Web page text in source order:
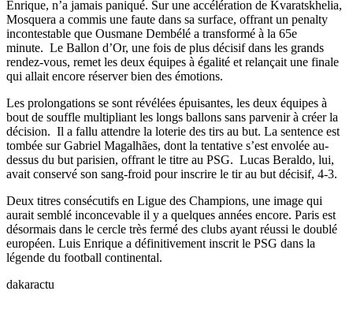
Enrique, n’a jamais paniqué. Sur une accélération de Kvaratskhelia,
Mosquera a commis une faute dans sa surface, offrant un penalty
incontestable que Ousmane Dembélé a transformé à la 65e
minute. Le Ballon d’Or, une fois de plus décisif dans les grands
rendez-vous, remet les deux équipes à égalité et relançait une finale
qui allait encore réserver bien des émotions.
Les prolongations se sont révélées épuisantes, les deux équipes à
bout de souffle multipliant les longs ballons sans parvenir à créer la
décision. Il a fallu attendre la loterie des tirs au but. La sentence est
tombée sur Gabriel Magalhães, dont la tentative s’est envolée au-
dessus du but parisien, offrant le titre au PSG. Lucas Beraldo, lui,
avait conservé son sang-froid pour inscrire le tir au but décisif, 4-3.
Deux titres consécutifs en Ligue des Champions, une image qui
aurait semblé inconcevable il y a quelques années encore. Paris est
désormais dans le cercle très fermé des clubs ayant réussi le doublé
européen. Luis Enrique a définitivement inscrit le PSG dans la
légende du football continental.
dakaractu